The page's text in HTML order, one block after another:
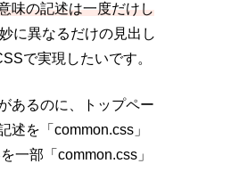
味の記述は一度だけし
に異なるだけの見出し
で実現したいです。
あるのに、トップペー
を「common.css」
一部「common.css」